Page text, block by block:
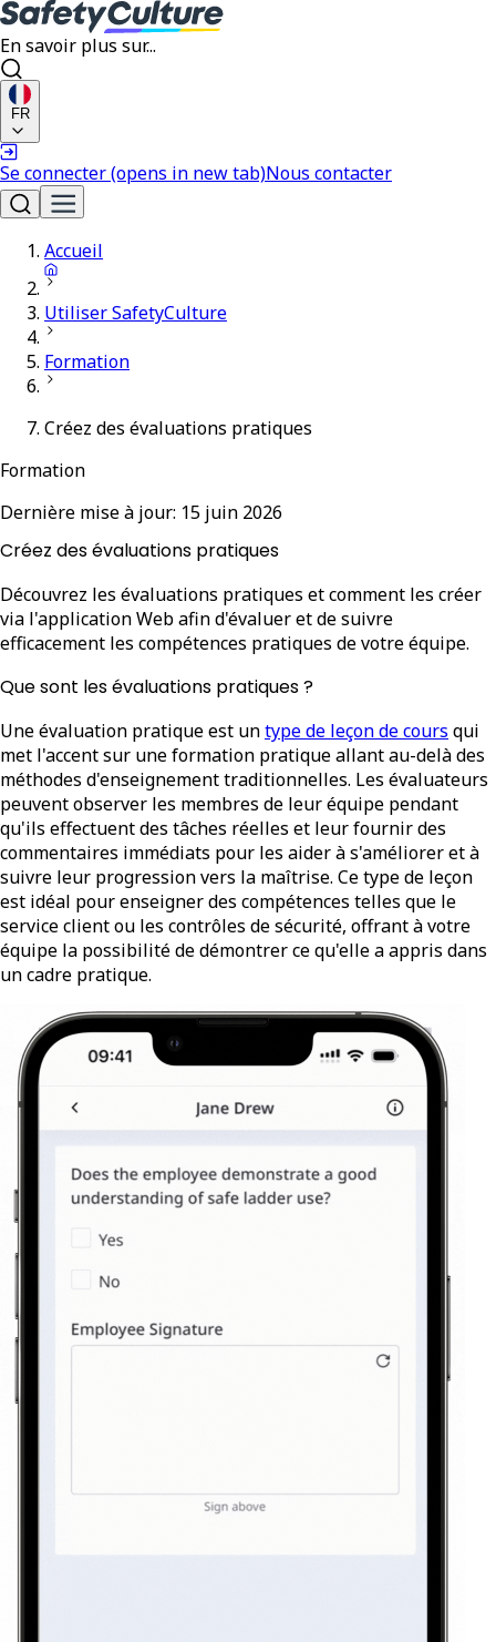
En savoir plus sur...
FR
Se connecter(opens in new tab)Nous contacter
Accueil
Utiliser SafetyCulture
Formation
Créez des évaluations pratiques
Formation
Dernière mise à jour: 15 juin 2026
Créez des évaluations pratiques
Découvrez les évaluations pratiques et comment les créer
via l'application Web afin d'évaluer et de suivre
efficacement les compétences pratiques de votre équipe.
Que sont les évaluations pratiques ?
Une évaluation pratique est untype de leçon de cours qui
met l'accent sur une formation pratique allant au-delà des
méthodes d'enseignement traditionnelles. Les évaluateurs
peuvent observer les membres de leur équipe pendant
qu'ils effectuent des tâches réelles et leur fournir des
commentaires immédiats pour les aider à s'améliorer et à
suivre leur progression vers la maîtrise. Ce type de leçon
est idéal pour enseigner des compétences telles que le
service client ou les contrôles de sécurité, offrant à votre
équipe la possibilité de démontrer ce qu'elle a appris dans
un cadre pratique.